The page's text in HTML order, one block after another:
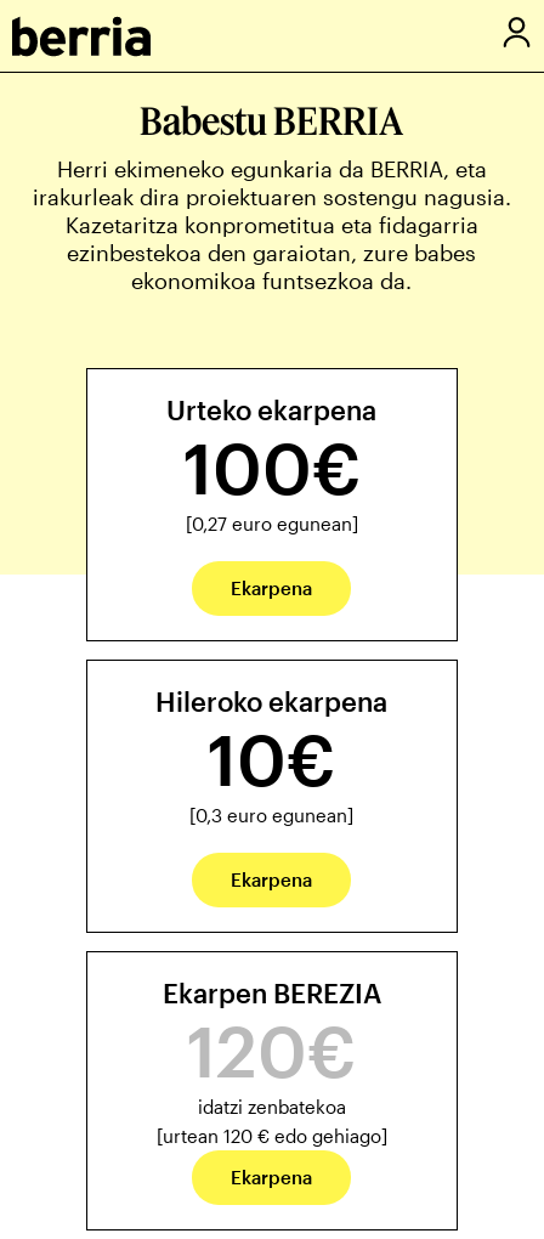
Babestu BERRIA
Herri ekimeneko egunkaria da BERRIA, eta
irakurleak dira proiektuaren sostengu nagusia.
Kazetaritza konprometitua eta fidagarria
ezinbestekoa den garaiotan, zure babes
ekonomikoa funtsezkoa da.
Urteko ekarpena
100€
[0,27 euro egunean]
Ekarpena
Hileroko ekarpena
10€
[0,3 euro egunean]
Ekarpena
Ekarpen BEREZIA
idatzi zenbatekoa
[urtean 120 € edo gehiago]
Ekarpena